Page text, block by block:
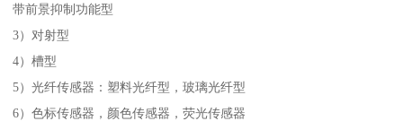
带前景抑制功能型
3）对射型
4）槽型
5）光纤传感器：塑料光纤型，玻璃光纤型
6）色标传感器，颜色传感器，荧光传感器